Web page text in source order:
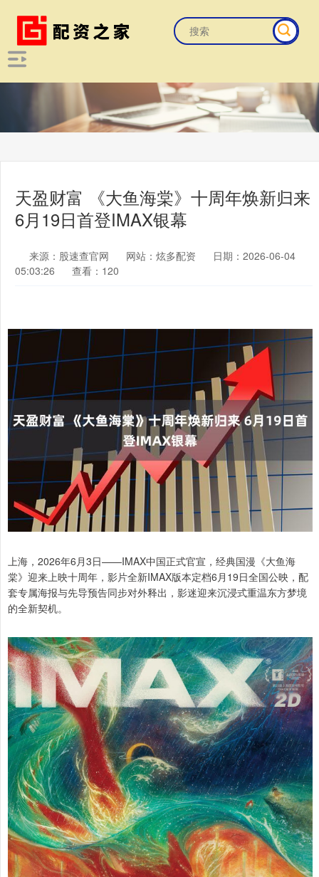
天盈财富 《大鱼海棠》十周年焕新归来
6月19日首登IMAX银幕
来源：股速查官网 网站：炫多配资
日期：2026-06-04
05:03:26
查看：120
上海，2026年6月3日——IMAX中国正式官宣，经典国漫《大鱼海
棠》迎来上映十周年，影片全新IMAX版本定档6月19日全国公映，配
套专属海报与先导预告同步对外释出，影迷迎来沉浸式重温东方梦境
的全新契机。